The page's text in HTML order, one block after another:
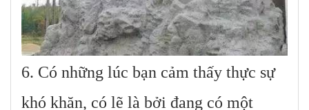
6. Có những lúc bạn cảm thấy thực sự
khó khăn, có lẽ là bởi đang có một